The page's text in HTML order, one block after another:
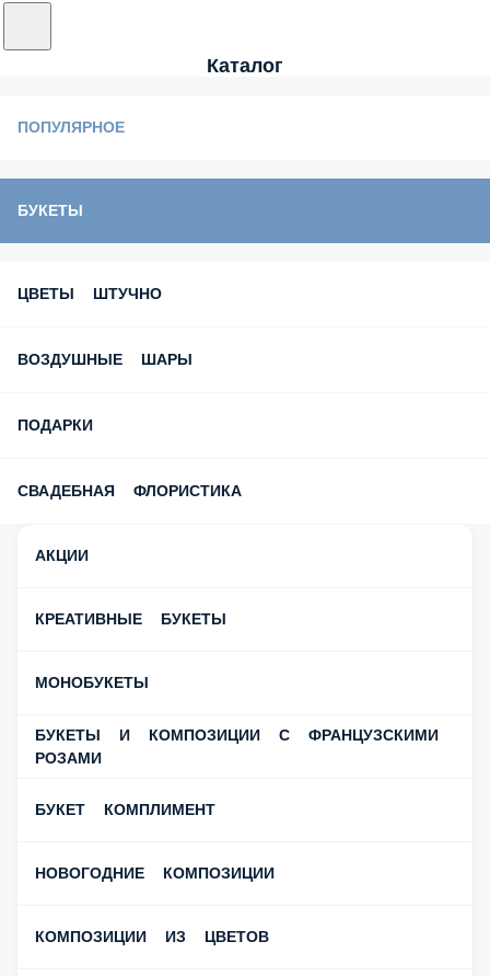
Каталог
ПОПУЛЯРНОЕ
БУКЕТЫ
ЦВЕТЫ ШТУЧНО
ВОЗДУШНЫЕ ШАРЫ
ПОДАРКИ
СВАДЕБНАЯ ФЛОРИСТИКА
АКЦИИ
КРЕАТИВНЫЕ БУКЕТЫ
МОНОБУКЕТЫ
БУКЕТЫ И КОМПОЗИЦИИ С ФРАНЦУЗСКИМИ
РОЗАМИ
БУКЕТ КОМПЛИМЕНТ
НОВОГОДНИЕ КОМПОЗИЦИИ
КОМПОЗИЦИИ ИЗ ЦВЕТОВ